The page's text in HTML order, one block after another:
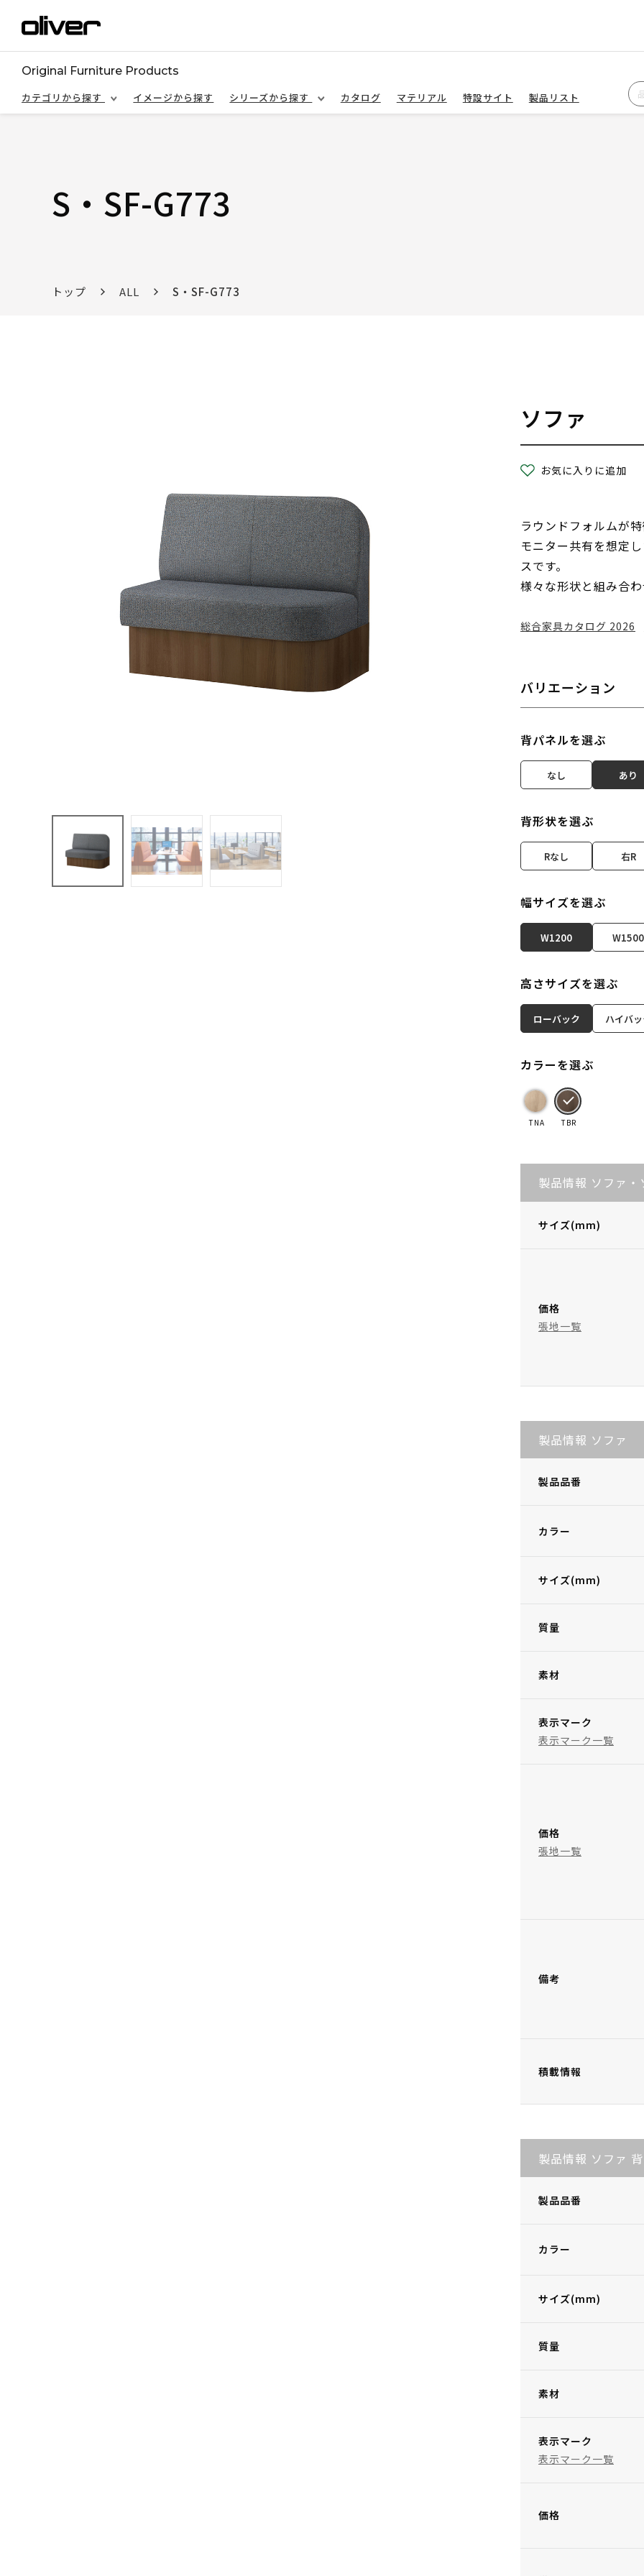
Original Furniture Products
カテゴリから探す
イメージから探す シリーズから探す カタログ マテリアル 特設サイト 製品リスト
S・SF-G773
トップ ALL S・SF-G773
ソファ
お気に入りに追加
ラウンドフォルムが
モニター共有を想定
スです。
様々な形状と組み合
総合家具カタログ 2026
バリエーション
背パネルを選ぶ
なし あり
背形状を選ぶ
Rなし 右R
幅サイズを選ぶ
W1200 W1500
高さサイズを選ぶ
ローバック ハイバ
カラーを選ぶ
TNA TBR
製品情報 ソファ
サイズ(mm)
価格
張地一覧
製品情報 ソファ
製品品番
カラー
サイズ(mm)
質量
素材
表示マーク
表示マーク一覧
価格
張地一覧
備考
積載情報
製品情報 ソファ
製品品番
カラー
サイズ(mm)
質量
素材
表示マーク
表示マーク一覧
価格